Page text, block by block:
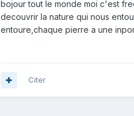
bojour tout le monde moi c'est
decouvrir la nature qui nous
entoure,chaque pierre a une
Citer